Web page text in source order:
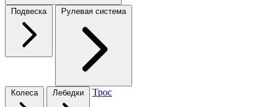
Подвеска Рулевая система
Колеса Лебедки Трос